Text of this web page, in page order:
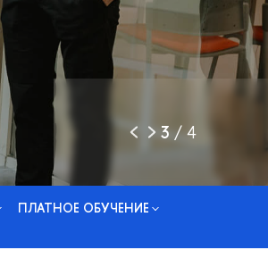
3/4
ПЛАТНОЕ ОБУЧЕНИЕ